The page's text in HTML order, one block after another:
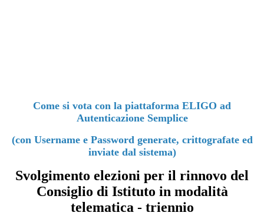
Come si vota con la piattaforma ELIGO ad
Autenticazione Semplice
(con Username e Password generate, crittografate ed
inviate dal sistema)
Svolgimento elezioni per il rinnovo del
Consiglio di Istituto in modalità
telematica - triennio